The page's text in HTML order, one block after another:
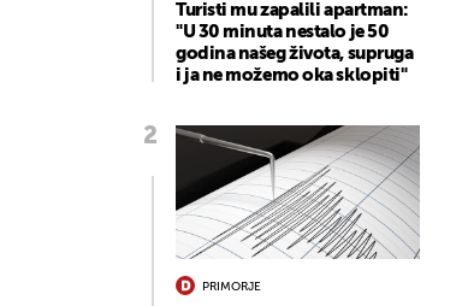
Turisti mu zapalili apartman:
"U 30 minuta nestalo je 50
godina našeg života, supruga
i ja ne možemo oka sklopiti"
PRIMORJE